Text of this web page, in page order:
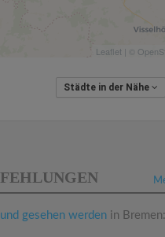
Leaflet | ©
Städte in der Nähe
gesehen werden in Bremen: